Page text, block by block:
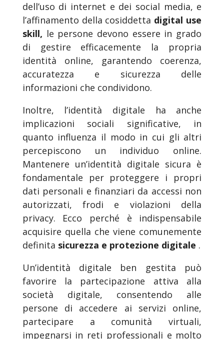
dell’uso di internet e dei social media, e
l’affinamento della cosiddetta digital use
skill, le persone devono essere in grado
di gestire efficacemente la propria
identità online, garantendo coerenza,
accuratezza e sicurezza delle
informazioni che condividono.
Inoltre, l’identità digitale ha anche
implicazioni sociali significative, in
quanto influenza il modo in cui gli altri
percepiscono un individuo online.
Mantenere un’identità digitale sicura è
fondamentale per proteggere i propri
dati personali e finanziari da accessi non
autorizzati, frodi e violazioni della
privacy. Ecco perché è indispensabile
acquisire quella che viene comunemente
definita sicurezza e protezione digitale .
Un’identità digitale ben gestita può
favorire la partecipazione attiva alla
società digitale, consentendo alle
persone di accedere ai servizi online,
partecipare a comunità virtuali,
impegnarsi in reti professionali e molto